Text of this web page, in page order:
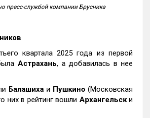
пресс-службой компании Брусника
квартала 2025 года из первой
Астрахань, а добавилась в нее
Балашиха и Пушкино (Московская
них в рейтинг вошли Архангельски